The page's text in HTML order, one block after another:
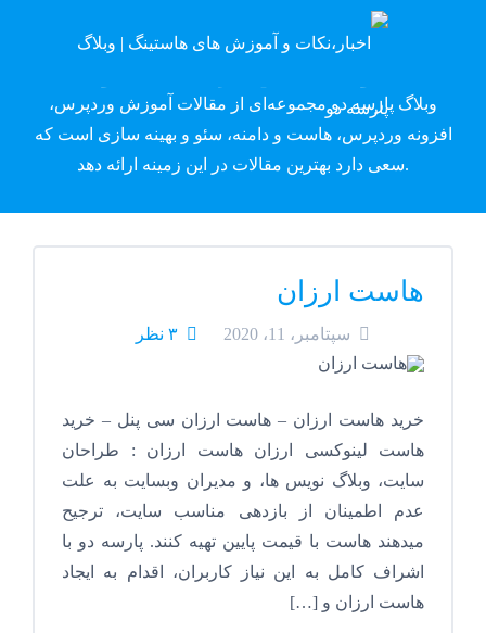
وبلاگ پارسه دِو
وبلاگ پارسه دو مجموعه‌ای از مقالات آموزش وردپرس،
افزونه وردپرس، هاست و دامنه، سئو و بهینه سازی است که
سعی دارد بهترین مقالات در این زمینه ارائه دهد.
هاست ارزان
سپتامبر، 11، 2020 ۳ نظر
خرید هاست ارزان – هاست ارزان سی پنل – خرید
هاست لینوکسی ارزان هاست ارزان : طراحان
سایت، وبلاگ نویس ها، و مدیران وبسایت به علت
عدم اطمینان از بازدهی مناسب سایت، ترجیح
میدهند هاست با قیمت پایین تهیه کنند. پارسه دو با
اشراف کامل به این نیاز کاربران، اقدام به ایجاد
هاست ارزان و […]